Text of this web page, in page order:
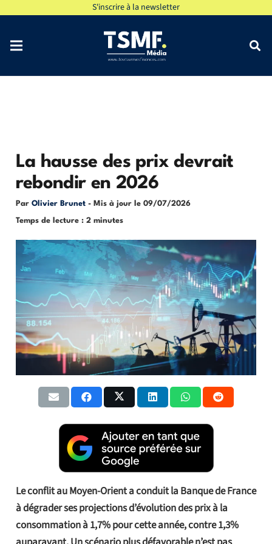
S'inscrire à la newsletter
La hausse des prix devrait
rebondir en 2026
Par Olivier Brunet - Mis à jour le 09/07/2026
Temps de lecture : 2 minutes
Le conflit au Moyen-Orient a conduit la Banque de France
à dégrader ses projections d’évolution des prix à la
consommation à 1,7% pour cette année, contre 1,3%